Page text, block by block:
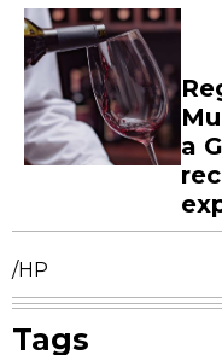
a
/HP
Tags